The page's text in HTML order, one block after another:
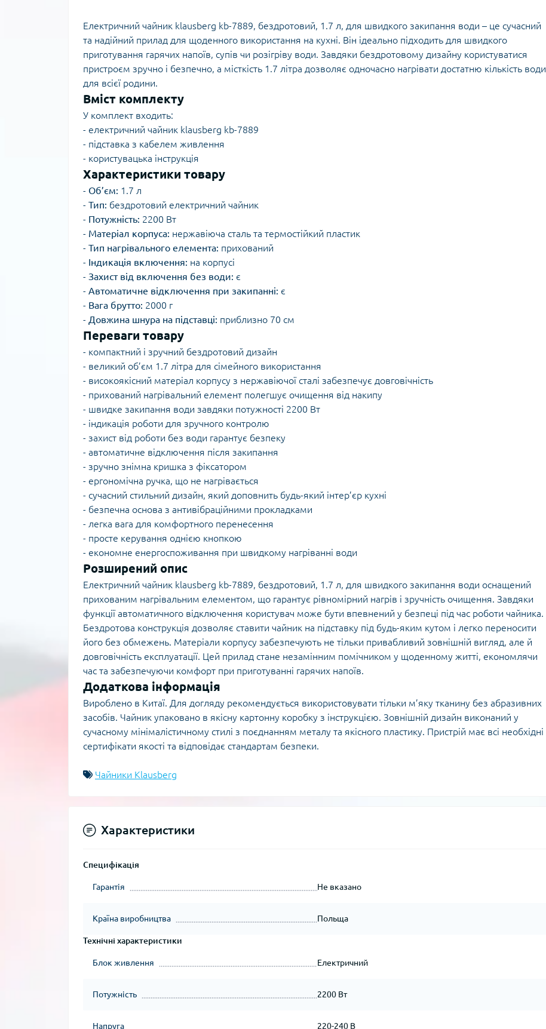
Електричний чайник klausberg kb-7889, бездротовий, 1.7 л, для швидкого закипання води – це сучасний
та надійний прилад для щоденного використання на кухні. Він ідеально підходить для швидкого
приготування гарячих напоїв, супів чи розігріву води. Завдяки бездротовому дизайну користуватися
пристроєм зручно і безпечно, а місткість 1.7 літра дозволяє одночасно нагрівати достатню кількість води
для всієї родини.
Вміст комплекту
У комплект входить:
- електричний чайник klausberg kb-7889
- підставка з кабелем живлення
- користувацька інструкція
Характеристики товару
- Об’єм: 1.7 л
- Тип: бездротовий електричний чайник
- Потужність: 2200 Вт
- Матеріал корпуса: нержавіюча сталь та термостійкий пластик
- Тип нагрівального елемента: прихований
- Індикація включення: на корпусі
- Захист від включення без води: є
- Автоматичне відключення при закипанні: є
- Вага брутто: 2000 г
- Довжина шнура на підставці: приблизно 70 см
Переваги товару
- компактний і зручний бездротовий дизайн
- великий об’єм 1.7 літра для сімейного використання
- високоякісний матеріал корпусу з нержавіючої сталі забезпечує довговічність
- прихований нагрівальний елемент полегшує очищення від накипу
- швидке закипання води завдяки потужності 2200 Вт
- індикація роботи для зручного контролю
- захист від роботи без води гарантує безпеку
- автоматичне відключення після закипання
- зручно знімна кришка з фіксатором
- ергономічна ручка, що не нагрівається
- сучасний стильний дизайн, який доповнить будь-який інтер’єр кухні
- безпечна основа з антивібраційними прокладками
- легка вага для комфортного перенесення
- просте керування однією кнопкою
- економне енергоспоживання при швидкому нагріванні води
Розширений опис
Електричний чайник klausberg kb-7889, бездротовий, 1.7 л, для швидкого закипання води оснащений
прихованим нагрівальним елементом, що гарантує рівномірний нагрів і зручність очищення. Завдяки
функції автоматичного відключення користувач може бути впевнений у безпеці під час роботи чайника.
Бездротова конструкція дозволяє ставити чайник на підставку під будь-яким кутом і легко переносити
його без обмежень. Матеріали корпусу забезпечують не тільки привабливий зовнішній вигляд, але й
довговічність експлуатації. Цей прилад стане незамінним помічником у щоденному житті, економлячи
час та забезпечуючи комфорт при приготуванні гарячих напоїв.
Додаткова інформація
Вироблено в Китаї. Для догляду рекомендується використовувати тільки м’яку тканину без абразивних
засобів. Чайник упаковано в якісну картонну коробку з інструкцією. Зовнішній дизайн виконаний у
сучасному мінімалістичному стилі з поєднанням металу та якісного пластику. Пристрій має всі необхідні
сертифікати якості та відповідає стандартам безпеки.
Чайники Klausberg
Характеристики
Специфікація
Гарантія Не вказано
Країна виробництва Польща
Технічні характеристики
Блок живлення Електричний
Потужність 2200 Вт
Напруга 220-240 В